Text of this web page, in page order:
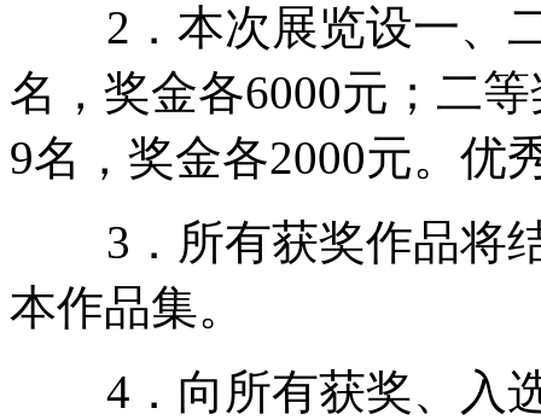
2．本次展览设一、二
名，奖金各6000元；二
9名，奖金各2000元。优
3．所有获奖作品将结
本作品集。
4．向所有获奖、入